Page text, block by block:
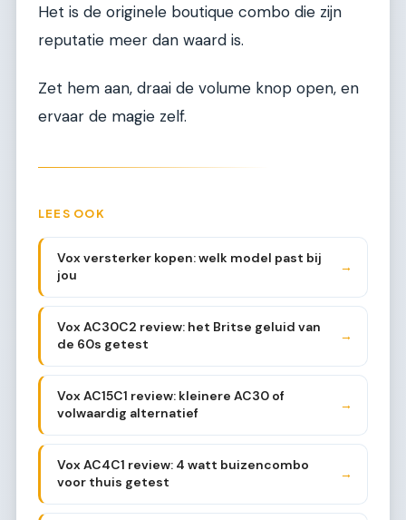
Het is de originele boutique combo die zijn
reputatie meer dan waard is.
Zet hem aan, draai de volume knop open, en
ervaar de magie zelf.
LEES OOK
Vox versterker kopen: welk model past bij
jou
→
Vox AC30C2 review: het Britse geluid van
de 60s getest
→
Vox AC15C1 review: kleinere AC30 of
volwaardig alternatief
→
Vox AC4C1 review: 4 watt buizencombo
voor thuis getest
→